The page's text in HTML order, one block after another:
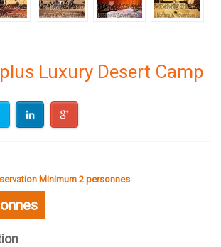
Luxury Desert Camp
Minimum 2 personnes